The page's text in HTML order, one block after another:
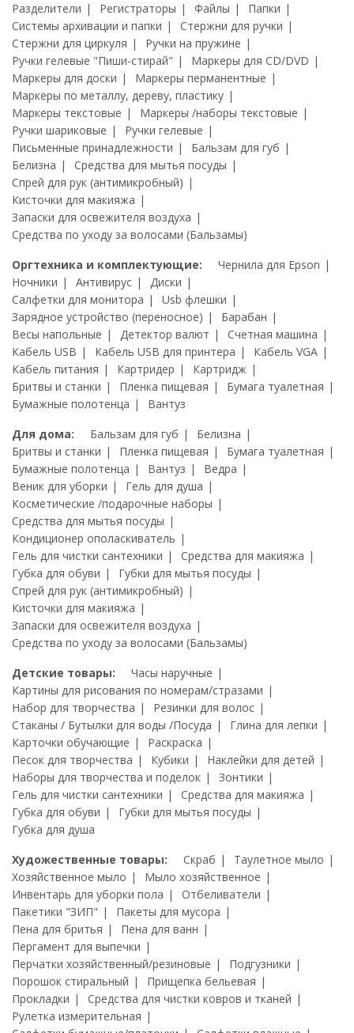
Разделители
Регистраторы Файлы
Папки
Системы архивации и папки
Стержни для ручки
Стержни для циркуля
Ручки на пружине
Ручки гелевые "Пиши-стирай"
Маркеры для CD/DVD
Маркеры для доски
Маркеры перманентные
Маркеры по металлу, дереву, пластику
Маркеры текстовые
Маркеры /наборы текстовые
Ручки шариковые
Ручки гелевые
Письменные принадлежности
Бальзам для губ
Белизна
Средства для мытья посуды
Спрей для рук (антимикробный)
Кисточки для макияжа
Запаски для освежителя воздуха
Средства по уходу за волосами (Бальзамы)
Оргтехника и комплектующие:
Чернила для Epson
Ночники
Антивирус
Диски
Салфетки для монитора
Usb флешки
Зарядное устройство (переносное)
Барабан
Весы напольные
Детектор валют
Счетная машина
Кабель USB
Кабель USB для принтера
Кабель VGA
Кабель питания
Картридер
Картридж
Бритвы и станки
Пленка пищевая
Бумага туалетная
Бумажные полотенца
Вантуз
Для дома:
Бальзам для губ
Белизна
Бритвы и станки
Пленка пищевая
Бумага туалетная
Бумажные полотенца
Вантуз
Ведра
Веник для уборки
Гель для душа
Косметические /подарочные наборы
Средства для мытья посуды
Кондиционер ополаскиватель
Гель для чистки сантехники
Средства для макияжа
Губка для обуви
Губки для мытья посуды
Спрей для рук (антимикробный)
Кисточки для макияжа
Запаски для освежителя воздуха
Средства по уходу за волосами (Бальзамы)
Детские товары:
Часы наручные
Картины для рисования по номерам/стразами
Набор для творчества
Резинки для волос
Стаканы / Бутылки для воды /Посуда
Глина для лепки
Карточки обучающие
Раскраска
Песок для творчества
Кубики
Наклейки для детей
Наборы для творчества и поделок
Зонтики
Гель для чистки сантехники
Средства для макияжа
Губка для обуви
Губки для мытья посуды
Губка для душа
Художественные товары:
Скраб
Таулетное мыло
Хозяйственное мыло
Мыло хозяйственное
Инвентарь для уборки пола
Отбеливатели
Пакетики "ЗИП"
Пакеты для мусора
Пена для бритья
Пена для ванн
Пергамент для выпечки
Перчатки хозяйственный/резиновые
Подгузники
Порошок стиральный
Прищепка бельевая
Прокладки
Средства для чистки ковров и тканей
Рулетка измерительная